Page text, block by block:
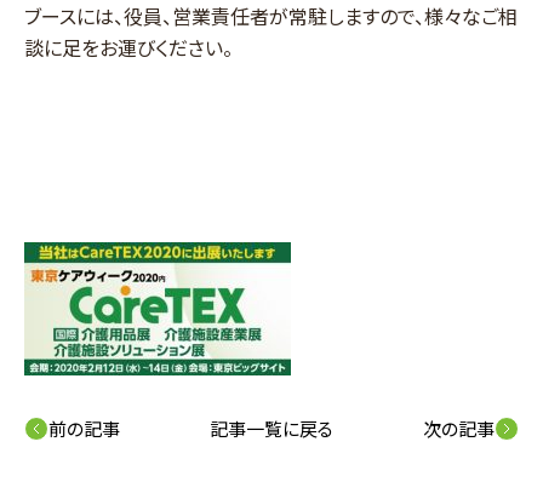
ブースには、役員、営業責任者が常駐しますので、様々なご相
談に足をお運びください。
前の記事 記事一覧に戻る 次の記事